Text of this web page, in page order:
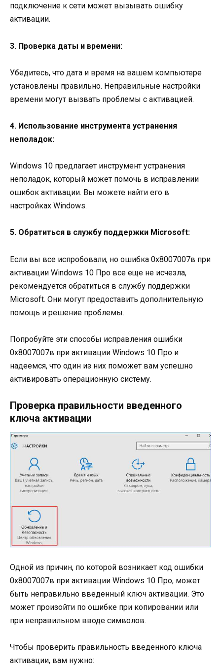
подключение к сети может вызывать ошибку
активации.
3. Проверка даты и времени:
Убедитесь, что дата и время на вашем компьютере
установлены правильно. Неправильные настройки
времени могут вызвать проблемы с активацией.
4. Использование инструмента устранения
неполадок:
Windows 10 предлагает инструмент устранения
неполадок, который может помочь в исправлении
ошибок активации. Вы можете найти его в
настройках Windows.
5. Обратиться в службу поддержки Microsoft:
Если вы все испробовали, но ошибка 0х8007007в при
активации Windows 10 Про все еще не исчезла,
рекомендуется обратиться в службу поддержки
Microsoft. Они могут предоставить дополнительную
помощь и решение проблемы.
Попробуйте эти способы исправления ошибки
0х8007007в при активации Windows 10 Про и
надеемся, что один из них поможет вам успешно
активировать операционную систему.
Проверка правильности введенного
ключа активации
Одной из причин, по которой возникает код ошибки
0х8007007в при активации Windows 10 Про, может
быть неправильно введенный ключ активации. Это
может произойти по ошибке при копировании или
при неправильном вводе символов.
Чтобы проверить правильность введенного ключа
активации, вам нужно: